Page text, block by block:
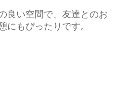
良い空間で、友達とのお
にもぴったりです。